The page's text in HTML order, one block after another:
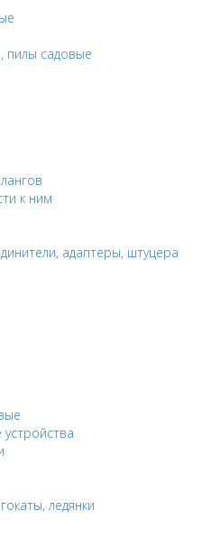
пилы садовые
к ним
адаптеры, штуцера
ледянки